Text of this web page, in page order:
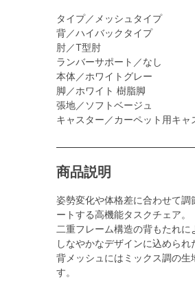
タイプ／メッシュタイプ
背／ハイバックタイプ
肘／T型肘
ランバーサポート／なし
本体／ホワイトグレー
脚／ホワイト 樹脂脚
張地／ソフトベージュ
キャスター／カーペット用キャ
商品説明
姿勢変化や体格差に合わせて
ートする高機能タスクチェア。
二重フレーム構造の背もたれに
しなやかなデザインに込めら
背メッシュにはミックス調の
す。